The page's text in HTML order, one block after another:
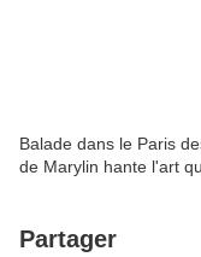
Balade dans le Paris
de Marylin hante l'art
Partager